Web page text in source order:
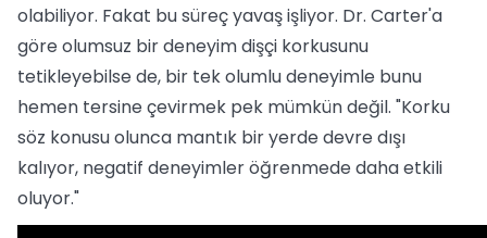
olabiliyor. Fakat bu süreç yavaş işliyor. Dr. Carter'a
göre olumsuz bir deneyim dişçi korkusunu
tetikleyebilse de, bir tek olumlu deneyimle bunu
hemen tersine çevirmek pek mümkün değil. "Korku
söz konusu olunca mantık bir yerde devre dışı
kalıyor, negatif deneyimler öğrenmede daha etkili
oluyor."